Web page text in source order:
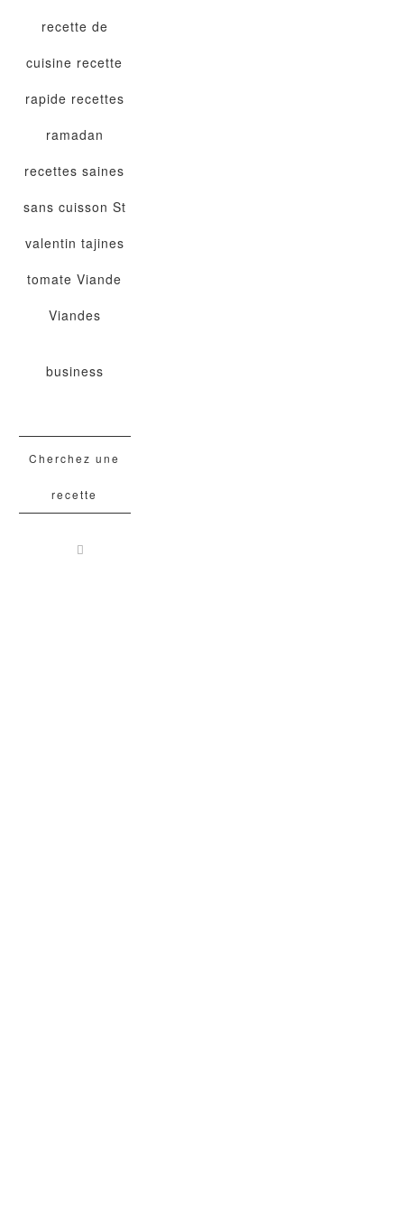
recette de
cuisine recette
rapide recettes
ramadan
recettes saines
sans cuisson St
valentin tajines
tomate Viande
Viandes
business
Cherchez une
recette